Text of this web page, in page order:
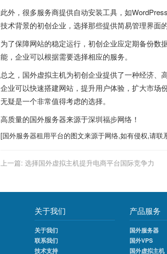
此外，很多服务商提供自动安装工具，如
技术背景的初创企业，选择那些提供简易管理界面
为了保障网站的稳定运行，初创企业应定期备份数
能，企业可以根据需要选择相应的服务。
总之，国外虚拟主机为初创企业提供了一种经济、
企业可以快速搭建网站，提升用户体验，扩大市场
无疑是一个非常值得考虑的选择。
高质量的国外服务器来源于深圳福步网络！
[国外服务器租用平台的图文来源于网络,如有侵权,请联
上一篇: 选择国外虚拟主机提升电商平台国际竞争力
关于我们
关于我们
联系我们
技术支持
产品服务
国外服务器
国外VPS
国外虚拟主机